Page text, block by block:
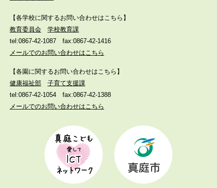
【各学校に関するお問い合わせはこちら】
教育委員会
学校教育課
tel:0867-42-1087
fax:0867-42-1416
メールでのお問い合わせはこちら
【各園に関するお問い合わせはこちら】
健康福祉部
子育て支援課
tel:0867-42-1054
fax:0867-42-1388
メールでのお問い合わせはこちら